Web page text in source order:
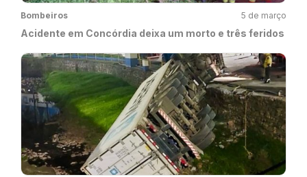
Bombeiros 5 de março
Acidente em Concórdia deixa um morto e três feridos